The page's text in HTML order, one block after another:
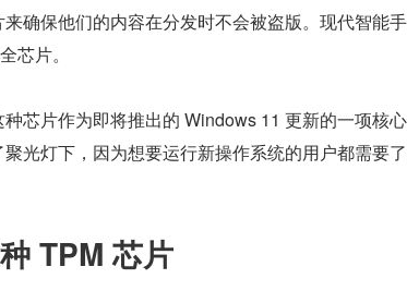
确保他们的内容在分发时不会被盗版。现代智能手
芯片。
芯片作为即将推出的 Windows 11 更新的一项核心
光灯下，因为想要运行新操作系统的用户都需要了
TPM 芯片